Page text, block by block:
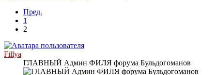
Пред.
1
2
Fillya
ГЛАВНЫЙ Админ ФИЛЯ форума Бульдогоманов